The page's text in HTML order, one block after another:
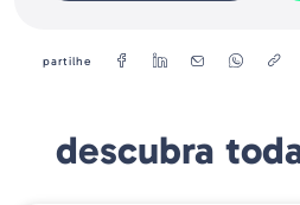
partilhe
descubra